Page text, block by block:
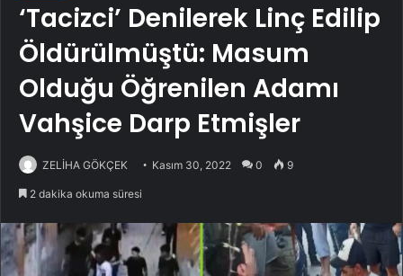
‘Tacizci’ Denilerek Linç Edilip
Öldürülmüştü: Masum
Olduğu Öğrenilen Adamı
Vahşice Darp Etmişler
ZELİHA GÖKÇEK Kasım 30, 2022 0 9
2 dakika okuma süresi